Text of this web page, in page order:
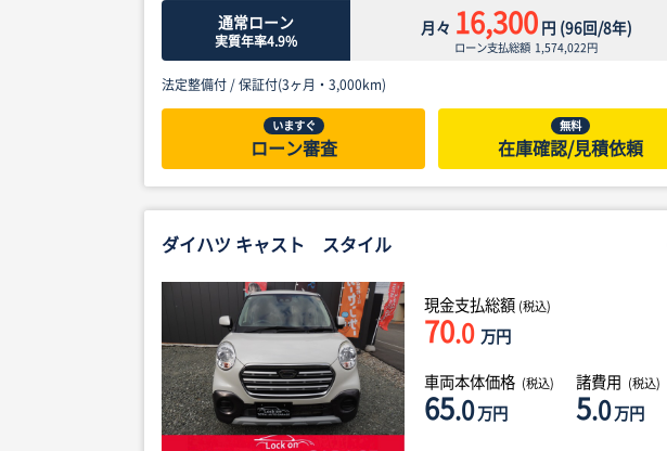
通常ローン
実質年率4.9%
月々 16,300円 (96回/8年)
ローン支払総額 1,574,022円
法定整備付 /保証付(3ヶ月・3,000km)
いますぐ
ローン審査
無料
在庫確認/見積依頼
ダイハツ キャスト スタイル
現金支払総額 (税込)
70.0 万円
車両本体価格 (税込)
65.0万円
諸費用 (税込)
5.0万円